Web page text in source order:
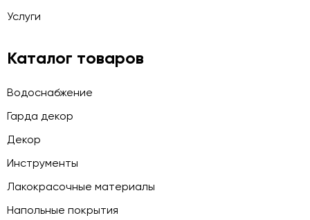
Услуги
Каталог товаров
Водоснабжение
Гарда декор
Декор
Инструменты
Лакокрасочные материалы
Напольные покрытия